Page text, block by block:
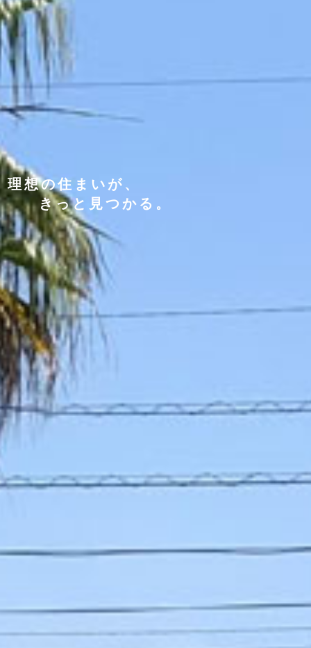
理想の住まいが、
きっと見つかる。